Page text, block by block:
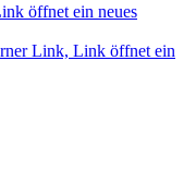
öffnet ein neues
Link, Link öffnet ein